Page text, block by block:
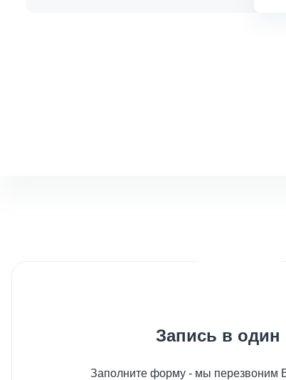
Запись в один
Заполните форму - мы перезвоним